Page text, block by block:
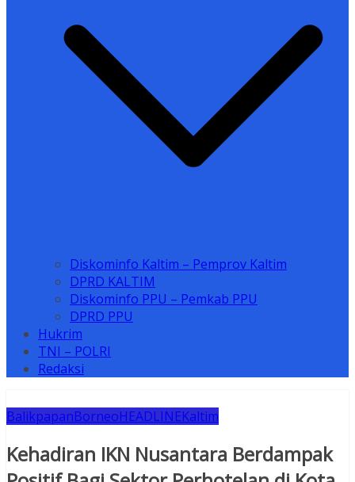
Diskominfo Kaltim – Pemprov Kaltim
DPRD KALTIM
Diskominfo PPU – Pemkab PPU
DPRD PPU
Hukrim
TNI – POLRI
Redaksi
BalikpapanBorneoHEADLINEKaltim
Kehadiran IKN Nusantara Berdampak